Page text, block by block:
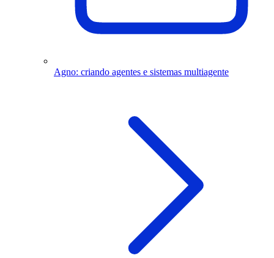
Agno: criando agentes e sistemas multiagente